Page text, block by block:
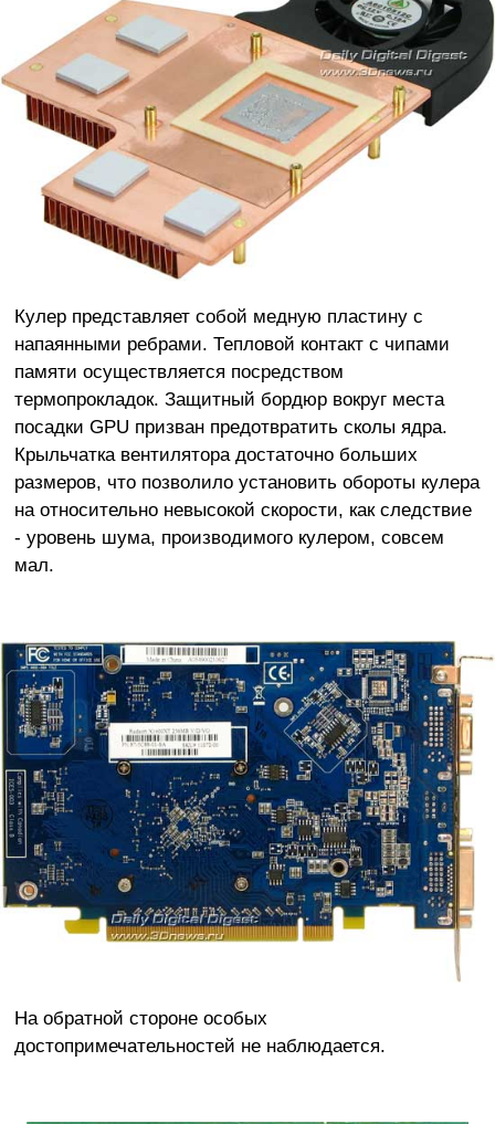
Кулер представляет собой медную пластину с
напаянными ребрами. Тепловой контакт с чипами
памяти осуществляется посредством
термопрокладок. Защитный бордюр вокруг места
посадки GPU призван предотвратить сколы ядра.
Крыльчатка вентилятора достаточно больших
размеров, что позволило установить обороты кулера
на относительно невысокой скорости, как следствие
- уровень шума, производимого кулером, совсем
мал.
На обратной стороне особых
достопримечательностей не наблюдается.